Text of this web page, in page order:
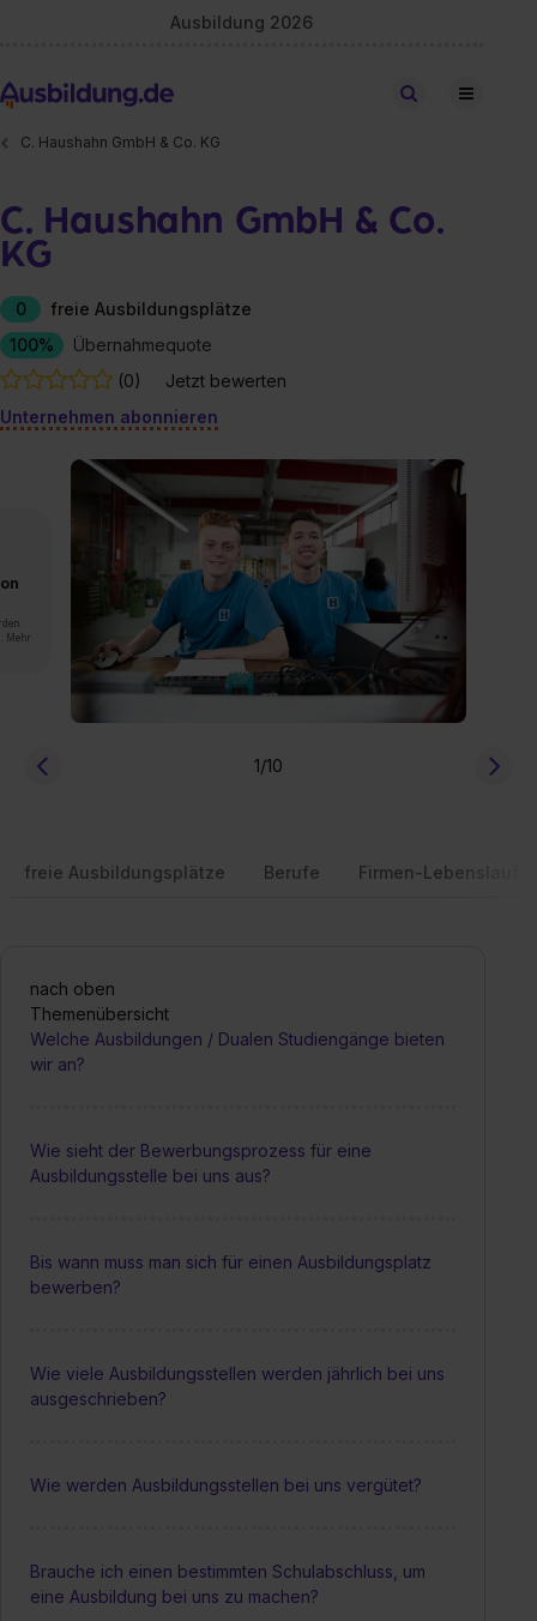
Ausbildung 2026
Stellen finden
C. Haushahn GmbH & Co. KG
C. Haushahn GmbH & Co.
KG
0
freie Ausbildungsplätze
100%
Übernahmequote
(0)
Jetzt bewerten
Unternehmen abonnieren
Mehr
1/10
freie Ausbildungsplätze Berufe Firmen-Lebenslauf
nach oben
Themenübersicht
Welche Ausbildungen / Dualen Studiengänge bieten
wir an?
Wie sieht der Bewerbungsprozess für eine
Ausbildungsstelle bei uns aus?
Bis wann muss man sich für einen Ausbildungsplatz
bewerben?
Wie viele Ausbildungsstellen werden jährlich bei uns
ausgeschrieben?
Wie werden Ausbildungsstellen bei uns vergütet?
Brauche ich einen bestimmten Schulabschluss, um
eine Ausbildung bei uns zu machen?